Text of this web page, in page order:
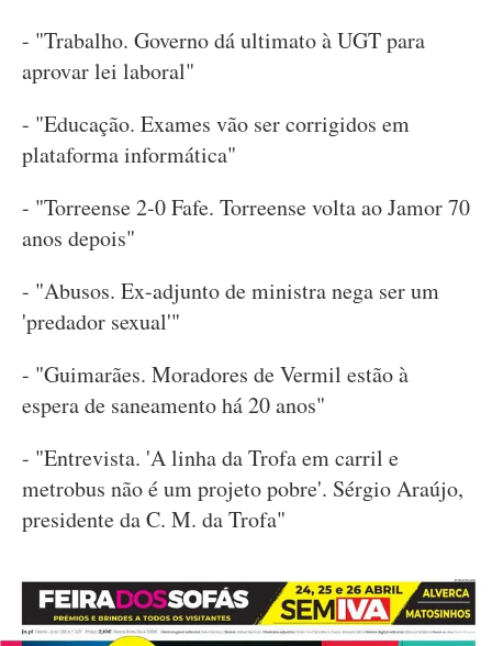
- "Trabalho. Governo dá ultimato à UGT para
aprovar lei laboral"
- "Educação. Exames vão ser corrigidos em
plataforma informática"
- "Torreense 2-0 Fafe. Torreense volta ao Jamor 70
anos depois"
- "Abusos. Ex-adjunto de ministra nega ser um
'predador sexual'"
- "Guimarães. Moradores de Vermil estão à
espera de saneamento há 20 anos"
- "Entrevista. 'A linha da Trofa em carril e
metrobus não é um projeto pobre'. Sérgio Araújo,
presidente da C. M. da Trofa"